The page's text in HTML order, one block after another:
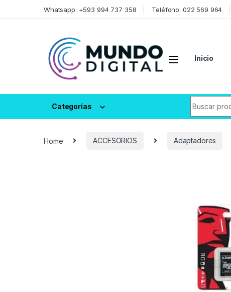
Whatsapp: +593 994 737 358 Teléfono: 022 569 964
Inicio
Categorías
Home ACCESORIOS Adaptadores